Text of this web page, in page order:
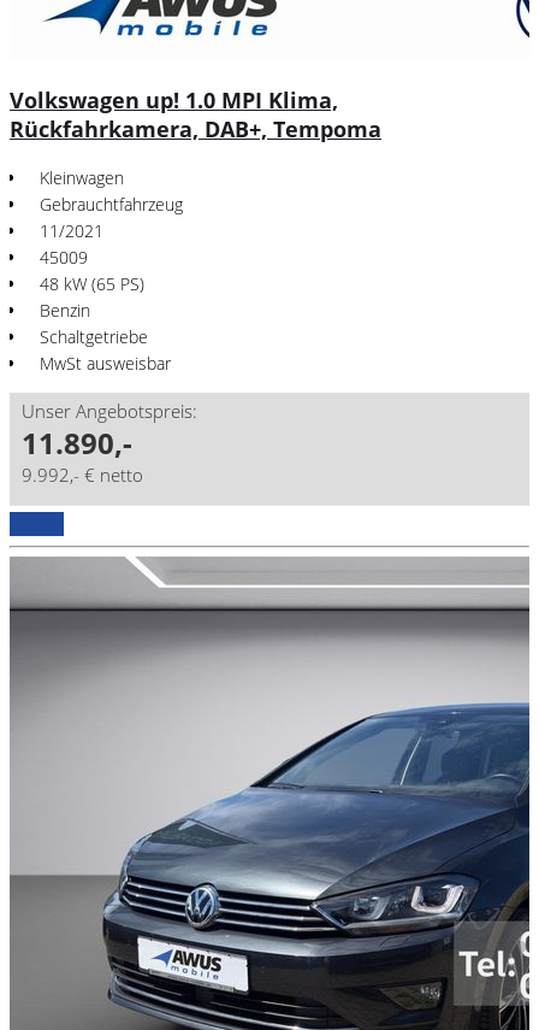
Volkswagen up! 1.0 MPI Klima,
Rückfahrkamera, DAB+, Tempoma
Kleinwagen
Gebrauchtfahrzeug
11/2021
45009
48 kW (65 PS)
Benzin
Schaltgetriebe
MwSt ausweisbar
Unser Angebotspreis:
11.890,-
9.992,- € netto